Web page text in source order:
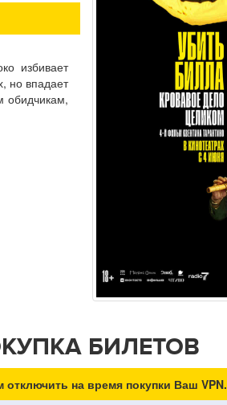
избивает
но впадает
обидчикам,
БИЛЕТОВ
на время покупки Ваш VPN.